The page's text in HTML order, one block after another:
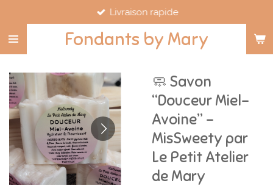
contenu
principal
Fondants by Mary
Livraison rapide
🧼 Savon
“Douceur Miel-
Avoine” –
MisSweety par
Le Petit Atelier
de Mary